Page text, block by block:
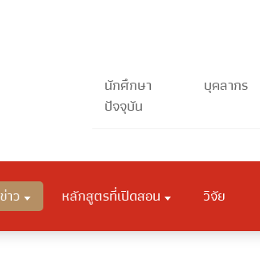
นักศึกษา
ปัจจุบัน
บุคลากร
ข่าว หลักสูตรที่เปิดสอน วิจัย